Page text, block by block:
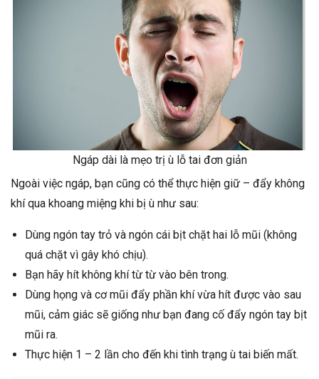
Ngáp dài là mẹo trị ù lỗ tai đơn giản
Ngoài việc ngáp, bạn cũng có thể thực hiện giữ – đẩy không
khí qua khoang miệng khi bị ù như sau:
Dùng ngón tay trỏ và ngón cái bịt chặt hai lỗ mũi (không
quá chặt vì gây khó chịu).
Bạn hãy hít không khí từ từ vào bên trong.
Dùng họng và cơ mũi đẩy phần khí vừa hít được vào sau
mũi, cảm giác sẽ giống như bạn đang cố đẩy ngón tay bịt
mũi ra.
Thực hiện 1 – 2 lần cho đến khi tình trạng ù tai biến mất.